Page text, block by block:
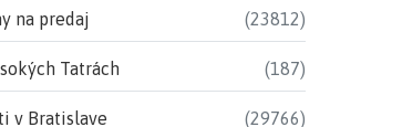
na predaj (23812)
Tatrách (187)
v Bratislave (29766)